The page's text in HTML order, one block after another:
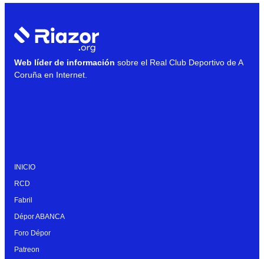
Web líder de información sobre el Real Club Deportivo de A
Coruña en Internet.
INICIO
RCD
Fabril
Dépor ABANCA
Foro Dépor
Patreon